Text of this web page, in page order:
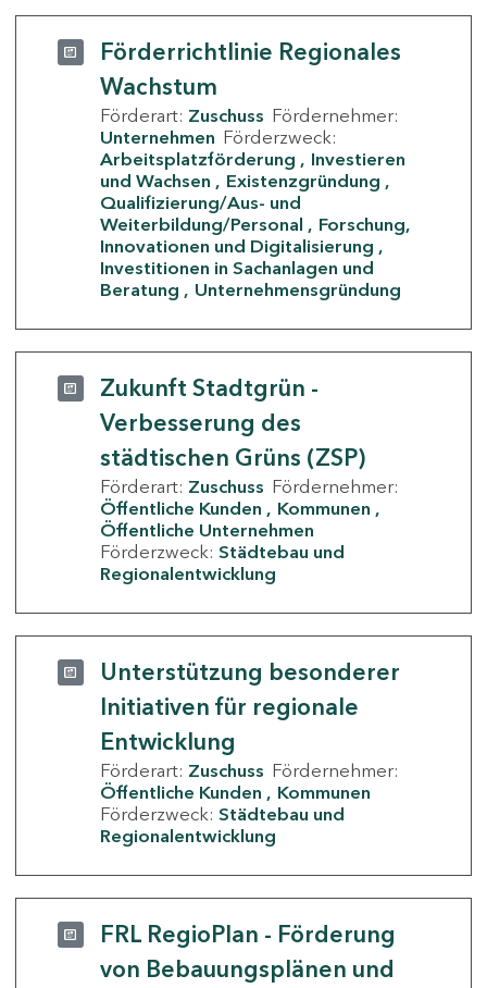
Förderrichtlinie Regionales
Wachstum
Förderart: Zuschuss Fördernehmer:
Unternehmen Förderzweck:
Arbeitsplatzförderung
Investieren
und Wachsen
Existenzgründung
Qualifizierung/Aus- und
Weiterbildung/Personal
Forschung,
Innovationen und Digitalisierung
Investitionen in Sachanlagen und
Beratung
Unternehmensgründung
Zukunft Stadtgrün -
Verbesserung des
städtischen Grüns (ZSP)
Förderart: Zuschuss Fördernehmer:
Öffentliche Kunden
Kommunen
Öffentliche Unternehmen
Förderzweck: Städtebau und
Regionalentwicklung
Unterstützung besonderer
Initiativen für regionale
Entwicklung
Förderart: Zuschuss Fördernehmer:
Öffentliche Kunden
Kommunen
Förderzweck: Städtebau und
Regionalentwicklung
FRL RegioPlan - Förderung
von Bebauungsplänen und